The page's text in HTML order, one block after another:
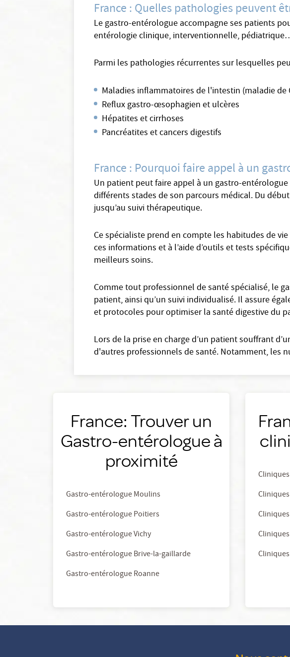
France : Quelles pathologies peuvent
Le gastro-entérologue accompagne ses patients
entérologie clinique, interventionnelle,
Parmi les pathologies récurrentes sur lesquelles
Maladies inflammatoires de l'intestin (maladie
Reflux gastro-œsophagien et ulcères
Hépatites et cirrhoses
Pancréatites et cancers digestifs
France : Pourquoi faire appel à un
Un patient peut faire appel à un gastro-
différents stades de son parcours médical. Du
jusqu’au suivi thérapeutique.
Ce spécialiste prend en compte les habitudes de
ces informations et à l’aide d’outils et tests
meilleurs soins.
Comme tout professionnel de santé spécialisé, le
patient, ainsi qu’un suivi individualisé. Il assure
et protocoles pour optimiser la santé digestive du
Lors de la prise en charge d’un patient souffrant
d'autres professionnels de santé. Notamment, les
France: Trouver un
Gastro-entérologue à
proximité
Gastro-entérologue Moulins
Gastro-entérologue Poitiers
Gastro-entérologue Vichy
Gastro-entérologue Brive-la-gaillarde
Gastro-entérologue Roanne